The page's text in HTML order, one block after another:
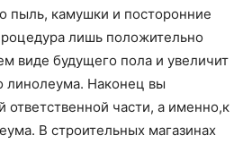
пыль, камушки и посторонние
лишь положительно
виде будущего пола и увеличит
линолеума. Наконец вы
ответственной части, а именно,к
В строительных магазинах